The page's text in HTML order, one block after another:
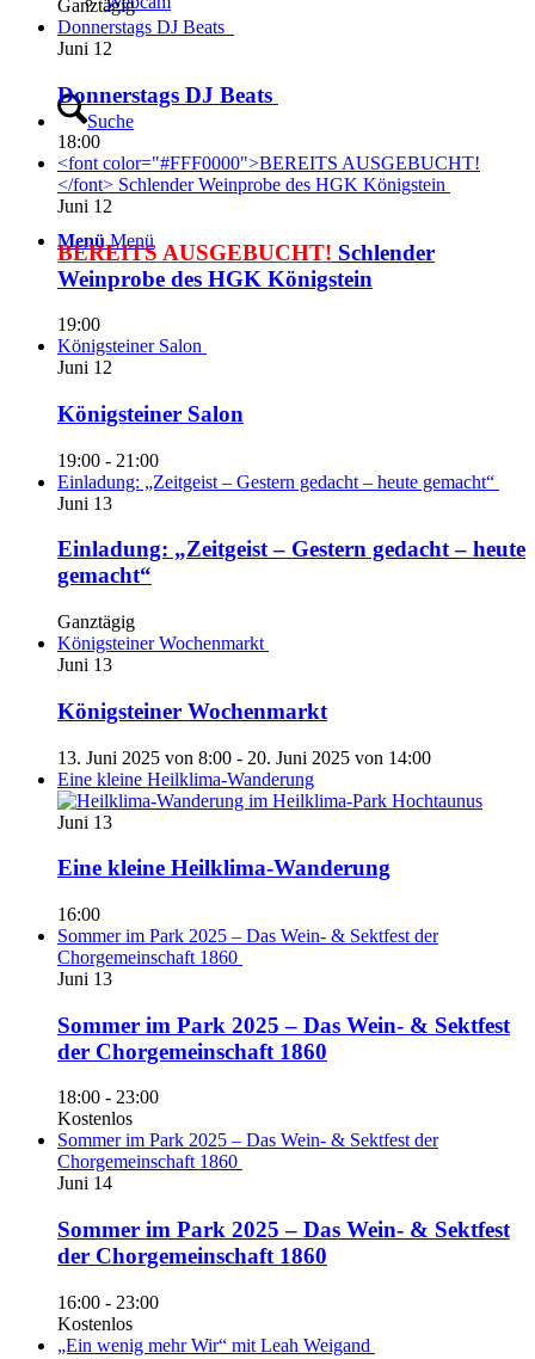
Suche
Menü Menü
Ganztägig
Donnerstags DJ Beats
Juni 12
Donnerstags DJ Beats
18:00
<font color="#FFF0000">BEREITS AUSGEBUCHT!
</font> Schlender Weinprobe des HGK Königstein
Juni 12
BEREITS AUSGEBUCHT! Schlender
Weinprobe des HGK Königstein
19:00
Königsteiner Salon
Juni 12
Königsteiner Salon
19:00 - 21:00
Einladung: „Zeitgeist – Gestern gedacht – heute gemacht“
Juni 13
Einladung: „Zeitgeist – Gestern gedacht – heute
gemacht“
Ganztägig
Königsteiner Wochenmarkt
Juni 13
Königsteiner Wochenmarkt
13. Juni 2025 von 8:00 - 20. Juni 2025 von 14:00
Eine kleine Heilklima-Wanderung
Juni 13
Eine kleine Heilklima-Wanderung
16:00
Sommer im Park 2025 – Das Wein- & Sektfest der
Chorgemeinschaft 1860
Juni 13
Sommer im Park 2025 – Das Wein- & Sektfest
der Chorgemeinschaft 1860
18:00 - 23:00
Kostenlos
Sommer im Park 2025 – Das Wein- & Sektfest der
Chorgemeinschaft 1860
Juni 14
Sommer im Park 2025 – Das Wein- & Sektfest
der Chorgemeinschaft 1860
16:00 - 23:00
Kostenlos
„Ein wenig mehr Wir“ mit Leah Weigand